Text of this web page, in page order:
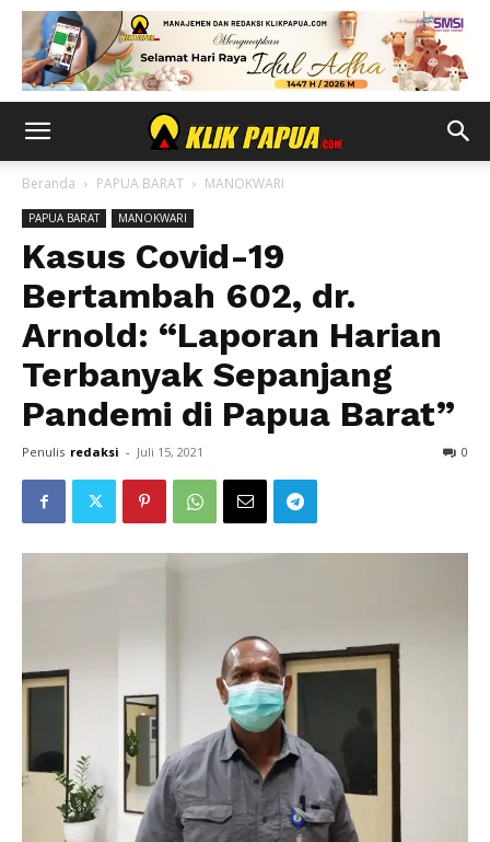
Beranda PAPUA BARAT MANOKWARI
PAPUA BARAT MANOKWARI
Kasus Covid-19
Bertambah 602, dr.
Arnold: “Laporan Harian
Terbanyak Sepanjang
Pandemi di Papua Barat”
Penulis redaksi - Juli 15, 2021 0